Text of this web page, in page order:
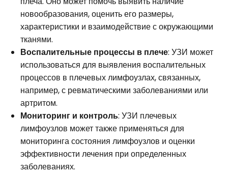
новообразования, оценить его размеры,
характеристики и взаимодействие с окружающими
тканями.
Воспалительные процессы в плече: УЗИ может
использоваться для выявления воспалительных
процессов в плечевых лимфоузлах, связанных,
например, с ревматическими заболеваниями или
артритом.
Мониторинг и контроль: УЗИ плечевых
лимфоузлов может также применяться для
мониторинга состояния лимфоузлов и оценки
эффективности лечения при определенных
заболеваниях.